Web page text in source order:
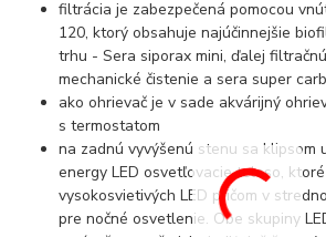
filtrácia je zabezpečená pomocou
120, ktorý obsahuje najúčinnejšie
trhu - Sera siporax mini, ďalej
mechanické čistenie a sera super
ako ohrievač je v sade akvárijný
s termostatom
na zadnú vyvýšenú stenu sa klipsom
energy LED osvetľovacie teleso,
vysokosvietivých LED pričom v
pre nočné osvetlenie. Obe skupiny